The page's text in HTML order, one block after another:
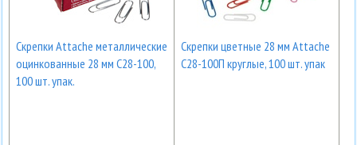
Скрепки Attache металлические
оцинкованные 28 мм С28-100,
100 шт. упак.
Скрепки цветные 28 мм Attache
С28-100П круглые, 100 шт. упак